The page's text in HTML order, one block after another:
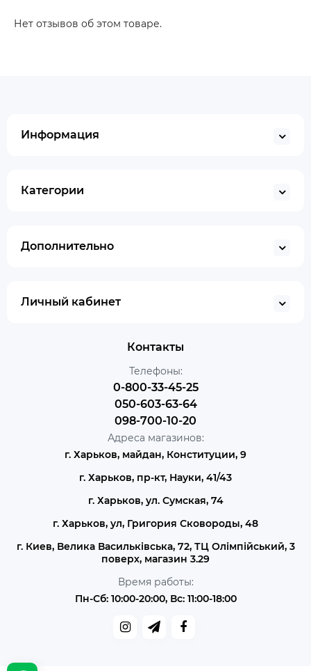
Нет отзывов об этом товаре.
Информация
Категории
Дополнительно
Личный кабинет
Контакты
Телефоны:
0-800-33-45-25
050-603-63-64
098-700-10-20
Адреса магазинов:
г. Харьков, майдан, Конституции, 9
г. Харьков, пр-кт, Науки, 41/43
г. Харьков, ул. Сумская, 74
г. Харьков, ул, Григория Сковороды, 48
г. Киев, Велика Васильківська, 72, ТЦ Олімпійський, 3
поверх, магазин 3.29
Время работы:
Пн-Сб: 10:00-20:00, Вс: 11:00-18:00